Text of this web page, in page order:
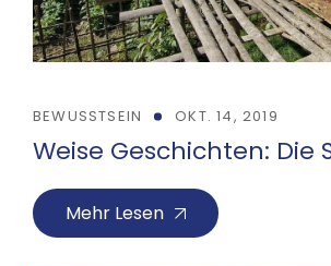
BEWUSSTSEIN OKT. 14, 2019
Weise Geschichten: Die
Mehr Lesen